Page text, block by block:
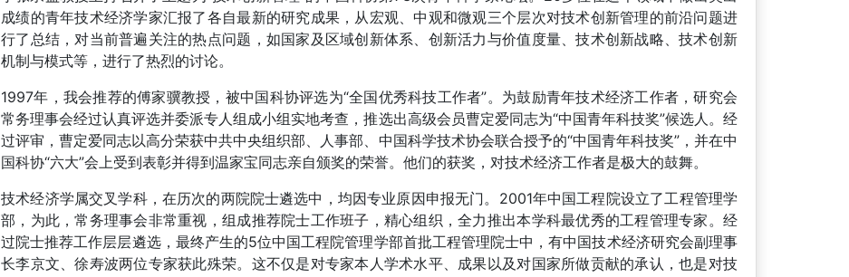
成绩的青年技术经济学家汇报了各自最新的研究成果，从宏观、中观和微观三个层次对技术创新管理的前沿问题进
行了总结，对当前普遍关注的热点问题，如国家及区域创新体系、创新活力与价值度量、技术创新战略、技术创新
机制与模式等，进行了热烈的讨论。
1997年，我会推荐的傅家骥教授，被中国科协评选为“全国优秀科技工作者”。为鼓励青年技术经济工作者，研究会
常务理事会经过认真评选并委派专人组成小组实地考查，推选出高级会员曹定爱同志为“中国青年科技奖”候选人。经
过评审，曹定爱同志以高分荣获中共中央组织部、人事部、中国科学技术协会联合授予的“中国青年科技奖”，并在中
国科协“六大”会上受到表彰并得到温家宝同志亲自颁奖的荣誉。他们的获奖，对技术经济工作者是极大的鼓舞。
技术经济学属交叉学科，在历次的两院院士遴选中，均因专业原因申报无门。2001年中国工程院设立了工程管理学
部，为此，常务理事会非常重视，组成推荐院士工作班子，精心组织，全力推出本学科最优秀的工程管理专家。经
过院士推荐工作层层遴选，最终产生的5位中国工程院管理学部首批工程管理院士中，有中国技术经济研究会副理事
长李京文、徐寿波两位专家获此殊荣。这不仅是对专家本人学术水平、成果以及对国家所做贡献的承认，也是对技